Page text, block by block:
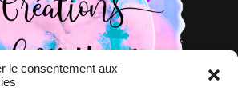
le consentement aux